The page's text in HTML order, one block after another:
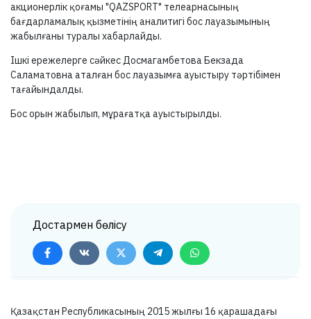
акционерлік қоғамы "QAZSPORT" телеарнасының
бағдарламалық қызметінің аналитигі бос лауазымының
жабылғаны туралы хабарлайды.
Ішкі ережелерге сәйкес Досмагамбетова Бекзада
Саламатовна аталған бос лауазымға ауыстыру тәртібімен
тағайындалды.
Бос орын жабылып, мұрағатқа ауыстырылды.
Достармен бөлісу
Қазақстан Республикасының 2015 жылғы 16 қарашадағы